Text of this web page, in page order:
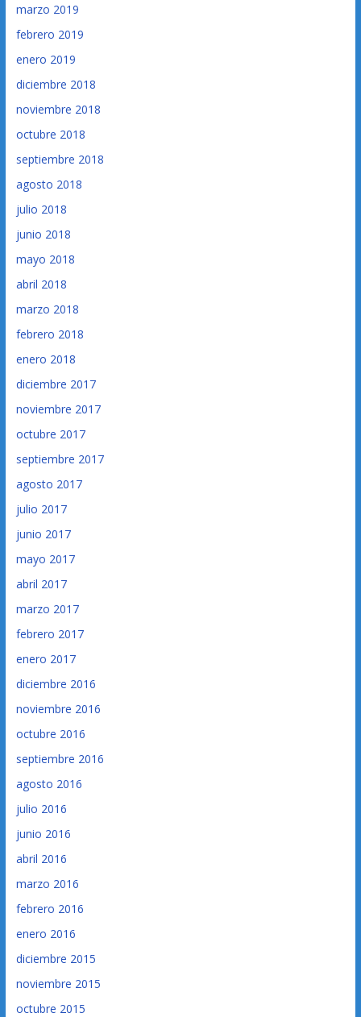
marzo 2019
febrero 2019
enero 2019
diciembre 2018
noviembre 2018
octubre 2018
septiembre 2018
agosto 2018
julio 2018
junio 2018
mayo 2018
abril 2018
marzo 2018
febrero 2018
enero 2018
diciembre 2017
noviembre 2017
octubre 2017
septiembre 2017
agosto 2017
julio 2017
junio 2017
mayo 2017
abril 2017
marzo 2017
febrero 2017
enero 2017
diciembre 2016
noviembre 2016
octubre 2016
septiembre 2016
agosto 2016
julio 2016
junio 2016
abril 2016
marzo 2016
febrero 2016
enero 2016
diciembre 2015
noviembre 2015
octubre 2015